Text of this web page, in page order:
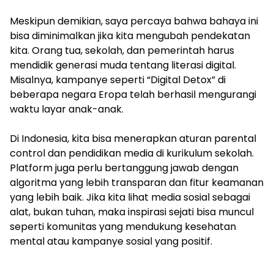
Meskipun demikian, saya percaya bahwa bahaya ini
bisa diminimalkan jika kita mengubah pendekatan
kita. Orang tua, sekolah, dan pemerintah harus
mendidik generasi muda tentang literasi digital.
Misalnya, kampanye seperti “Digital Detox” di
beberapa negara Eropa telah berhasil mengurangi
waktu layar anak-anak.
Di Indonesia, kita bisa menerapkan aturan parental
control dan pendidikan media di kurikulum sekolah.
Platform juga perlu bertanggung jawab dengan
algoritma yang lebih transparan dan fitur keamanan
yang lebih baik. Jika kita lihat media sosial sebagai
alat, bukan tuhan, maka inspirasi sejati bisa muncul
seperti komunitas yang mendukung kesehatan
mental atau kampanye sosial yang positif.